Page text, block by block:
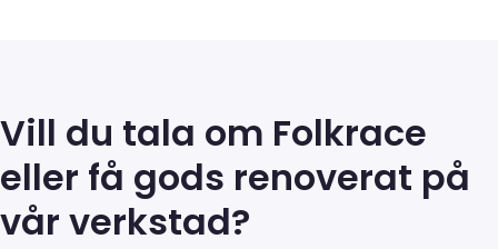
Vill du tala om Folkrace
eller få gods renoverat på
vår verkstad?